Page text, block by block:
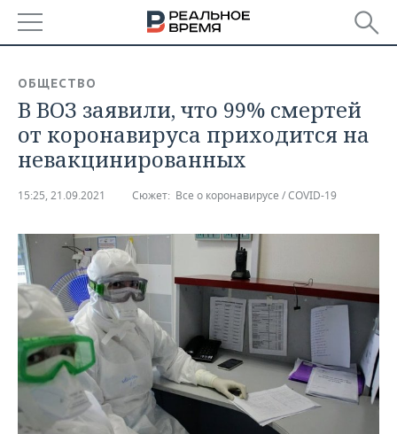
БАШКОРТОСТАН
ТАТАРСТАН
НОВОСТИ
АНАЛИТИКА
КОРОЛИ ГОСЗАКАЗА ПФО
ВУЗЫ ТАТАРСТАНА
КОМУ ПРИНАДЛЕЖАТ
ТОРГОВЫЕ ЦЕНТРЫ
ТАТАРСТАНА
ФИНАНСЫ
БАНКИ
БЮДЖЕТ
ИНВЕСТИЦИИ
НОВОСТИ
ПРОМЫШЛЕННОСТИ
АГРОПРОМ
МАШИНОСТРОЕНИЕ
НЕФТЕХИМИЯ
НЕДВИЖИМОСТЬ
НОВОСТИ НЕДВИЖИМОСТИ
АВТО
НОВОСТИ АВТО
БИЗНЕС
НОВОСТИ БИЗНЕСА
РОЗНИЧНАЯ ТОРГОВЛЯ
ТЕХНОЛОГИИ
НОВОСТИ ТЕХНОЛОГИЙ
МЕРОПРИЯТИЯ
ОБЩЕСТВО
В ВОЗ заявили, что 99% смертей
от коронавируса приходится на
невакцинированных
15:25, 21.09.2021 Сюжет: Все о коронавирусе / COVID-19